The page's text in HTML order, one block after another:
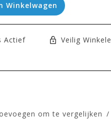
Winkelwagen
Actief
Veilig
om te vergelijken /